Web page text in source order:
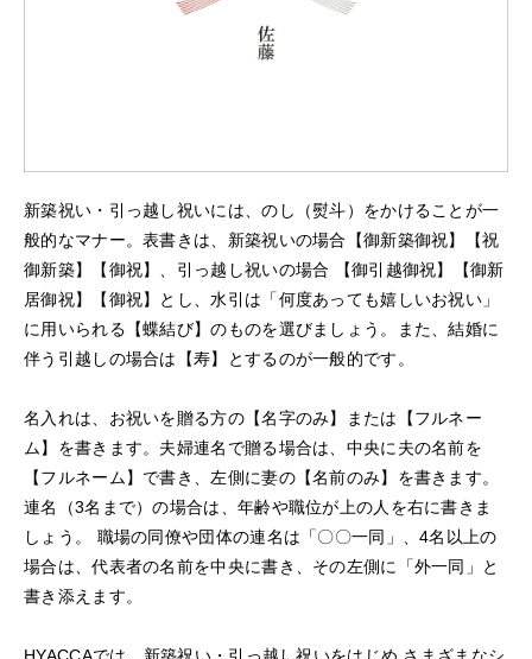
新築祝い・引っ越し祝いには、のし（熨斗）をかけることが一
般的なマナー。表書きは、新築祝いの場合【御新築御祝】【祝
御新築】【御祝】、引っ越し祝いの場合 【御引越御祝】【御新
居御祝】【御祝】とし、水引は「何度あっても嬉しいお祝い」
に用いられる【蝶結び】のものを選びましょう。また、結婚に
伴う引越しの場合は【寿】とするのが一般的です。
名入れは、お祝いを贈る方の【名字のみ】または【フルネー
ム】を書きます。夫婦連名で贈る場合は、中央に夫の名前を
【フルネーム】で書き、左側に妻の【名前のみ】を書きます。
連名（3名まで）の場合は、年齢や職位が上の人を右に書きま
しょう。 職場の同僚や団体の連名は「〇〇一同」、4名以上の
場合は、代表者の名前を中央に書き、その左側に「外一同」と
書き添えます。